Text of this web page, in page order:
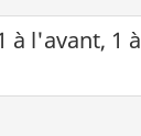
à l'avant, 1 à